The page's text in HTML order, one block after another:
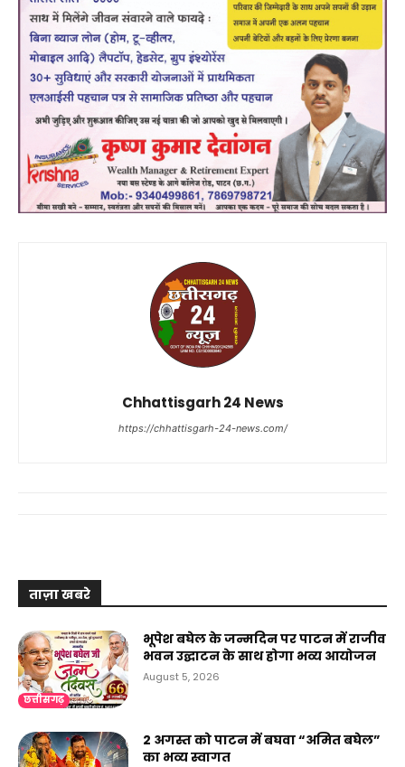
Chhattisgarh 24 News
https://chhattisgarh-24-news.com/
ताज़ा खबरे
छत्तीसगढ़
भूपेश बघेल के जन्मदिन पर पाटन में राजीव
भवन उद्घाटन के साथ होगा भव्य आयोजन
August 5, 2026
2 अगस्त को पाटन में बघवा “अमित बघेल”
का भव्य स्वागत